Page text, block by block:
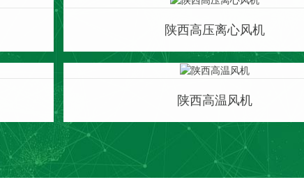
陕西高压离心风机
陕西高温风机